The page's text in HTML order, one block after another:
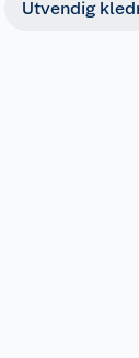
Utvendig